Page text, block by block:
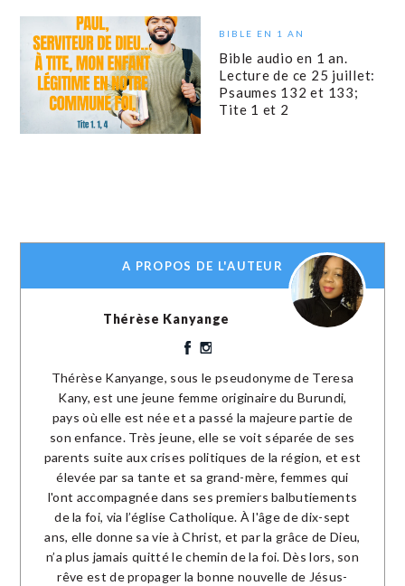
BIBLE EN 1 AN
Bible audio en 1 an.
Lecture de ce 25 juillet:
Psaumes 132 et 133;
Tite 1 et 2
A PROPOS DE L'AUTEUR
Thérèse Kanyange
Thérèse Kanyange, sous le pseudonyme de Teresa
Kany, est une jeune femme originaire du Burundi,
pays où elle est née et a passé la majeure partie de
son enfance. Très jeune, elle se voit séparée de ses
parents suite aux crises politiques de la région, et est
élevée par sa tante et sa grand-mère, femmes qui
l'ont accompagnée dans ses premiers balbutiements
de la foi, via l’église Catholique. À l'âge de dix-sept
ans, elle donne sa vie à Christ, et par la grâce de Dieu,
n’a plus jamais quitté le chemin de la foi. Dès lors, son
rêve est de propager la bonne nouvelle de Jésus-